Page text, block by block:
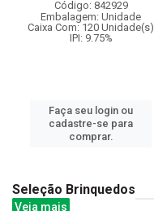
Código: 842929
Embalagem: Unidade
Caixa Com: 120 Unidade(s)
IPI: 9.75%
Faça seu login ou
cadastre-se para
comprar.
Seleção Brinquedos
Veja mais